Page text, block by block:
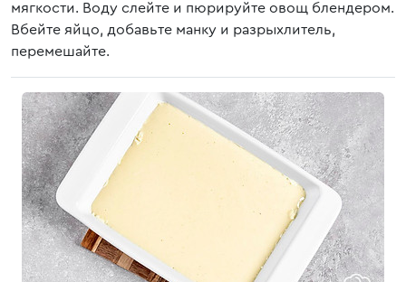
мягкости. Воду слейте и пюрируйте овощ блендером.
Вбейте яйцо, добавьте манку и разрыхлитель,
перемешайте.